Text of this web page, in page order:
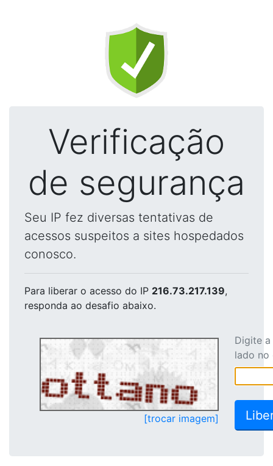
Verificação
de segurança
Seu IP fez diversas tentativas de
acessos suspeitos a sites hospedados
conosco.
Para liberar o acesso do IP 216.73.217.139,
responda ao desafio abaixo.
[trocar imagem]
Digite
lado no